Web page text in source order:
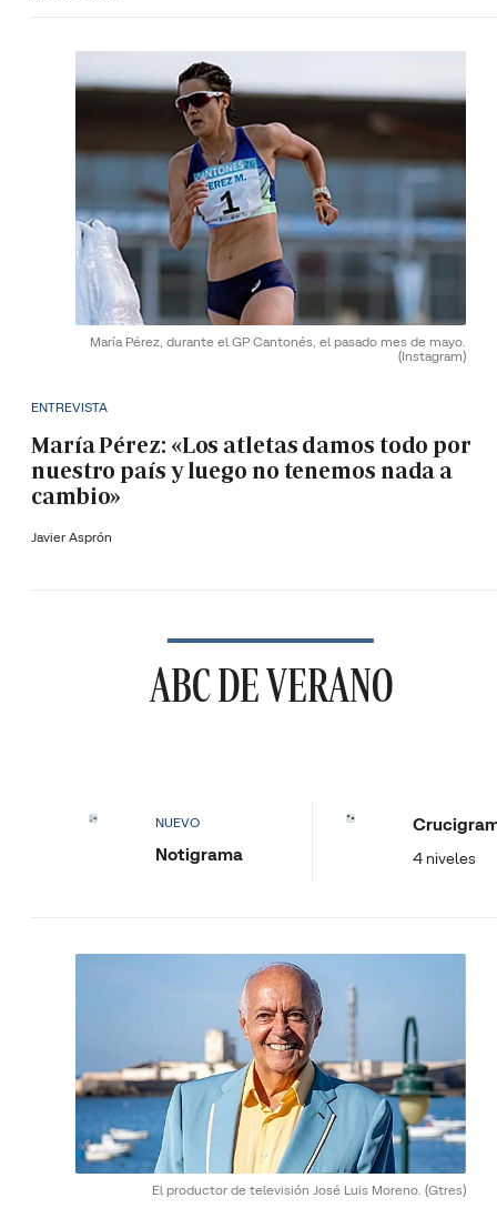
María Pérez, durante el GP Cantonés, el pasado mes de mayo.
(Instagram)
ENTREVISTA
María Pérez: «Los atletas damos todo por
nuestro país y luego no tenemos nada a
cambio»
Javier Asprón
ABC DE VERANO
NUEVO
Notigrama 4 niveles
El productor de televisión José Luis Moreno. (Gtres)